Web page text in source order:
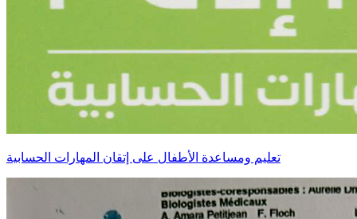
تعليم ومساعدة الأطفال على إتقان المهارات الحسابية